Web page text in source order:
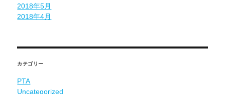
2018年5月
2018年4月
カテゴリー
PTA
Uncategorized